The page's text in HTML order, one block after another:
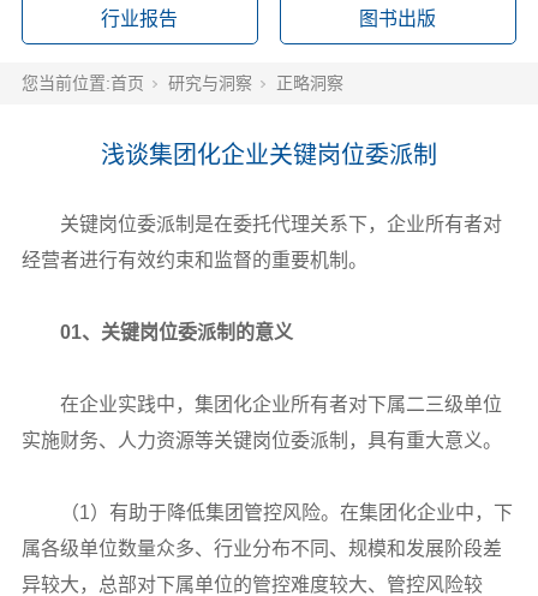
行业报告 图书出版
您当前位置:首页 研究与洞察 正略洞察
浅谈集团化企业关键岗位委派制
关键岗位委派制是在委托代理关系下，企业所有者对
经营者进行有效约束和监督的重要机制。
01、关键岗位委派制的意义
在企业实践中，集团化企业所有者对下属二三级单位
实施财务、人力资源等关键岗位委派制，具有重大意义。
（1）有助于降低集团管控风险。在集团化企业中，下
属各级单位数量众多、行业分布不同、规模和发展阶段差
异较大，总部对下属单位的管控难度较大、管控风险较